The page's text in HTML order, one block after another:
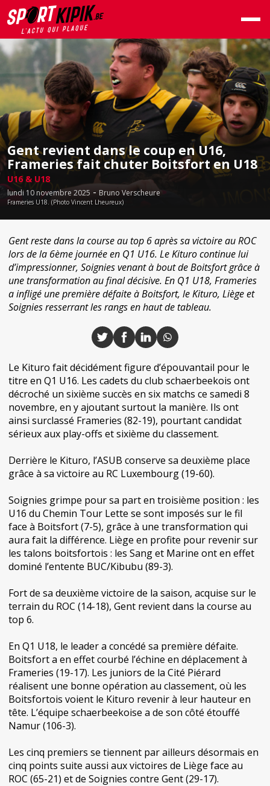
Gent revient dans le coup en U16,
Frameries fait chuter Boitsfort en U18
U16 & U18
lundi 10 novembre 2025 - Bruno Verscheure
Frameries U18. (Photo Vincent Lheureux)
Gent reste dans la course au top 6 après sa victoire au ROC
lors de la 6ème journée en Q1 U16. Le Kituro continue lui
d’impressionner, Soignies venant à bout de Boitsfort grâce à
une transformation au final décisive. En Q1 U18, Frameries
a infligé une première défaite à Boitsfort, le Kituro, Liège et
Soignies resserrant les rangs en haut de tableau.
Le Kituro fait décidément figure d’épouvantail pour le
titre en Q1 U16. Les cadets du club schaerbeekois ont
décroché un sixième succès en six matchs ce samedi 8
novembre, en y ajoutant surtout la manière. Ils ont
ainsi surclassé Frameries (82-19), pourtant candidat
sérieux aux play-offs et sixième du classement.
Derrière le Kituro, l’ASUB conserve sa deuxième place
grâce à sa victoire au RC Luxembourg (19-60).
Soignies grimpe pour sa part en troisième position : les
U16 du Chemin Tour Lette se sont imposés sur le fil
face à Boitsfort (7-5), grâce à une transformation qui
aura fait la différence. Liège en profite pour revenir sur
les talons boitsfortois : les Sang et Marine ont en effet
dominé l’entente BUC/Kibubu (89-3).
Fort de sa deuxième victoire de la saison, acquise sur le
terrain du ROC (14-18), Gent revient dans la course au
top 6.
En Q1 U18, le leader a concédé sa première défaite.
Boitsfort a en effet courbé l’échine en déplacement à
Frameries (19-17). Les juniors de la Cité Piérard
réalisent une bonne opération au classement, où les
Boitsfortois voient le Kituro revenir à leur hauteur en
tête. L’équipe schaerbeekoise a de son côté étouffé
Namur (106-3).
Les cinq premiers se tiennent par ailleurs désormais en
cinq points suite aussi aux victoires de Liège face au
ROC (65-21) et de Soignies contre Gent (29-17).